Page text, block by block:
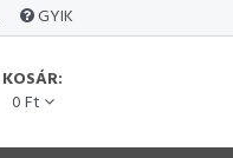
GYIK
KOSÁR:
0 Ft